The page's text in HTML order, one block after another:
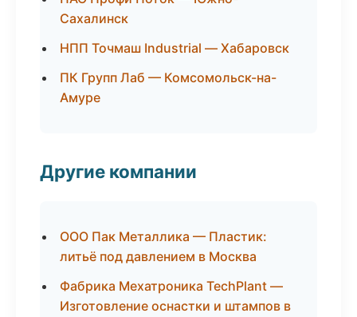
Сахалинск
НПП Точмаш Industrial — Хабаровск
ПК Групп Лаб — Комсомольск-на-
Амуре
Другие компании
ООО Пак Металлика — Пластик:
литьё под давлением в Москва
Фабрика Мехатроника TechPlant —
Изготовление оснастки и штампов в